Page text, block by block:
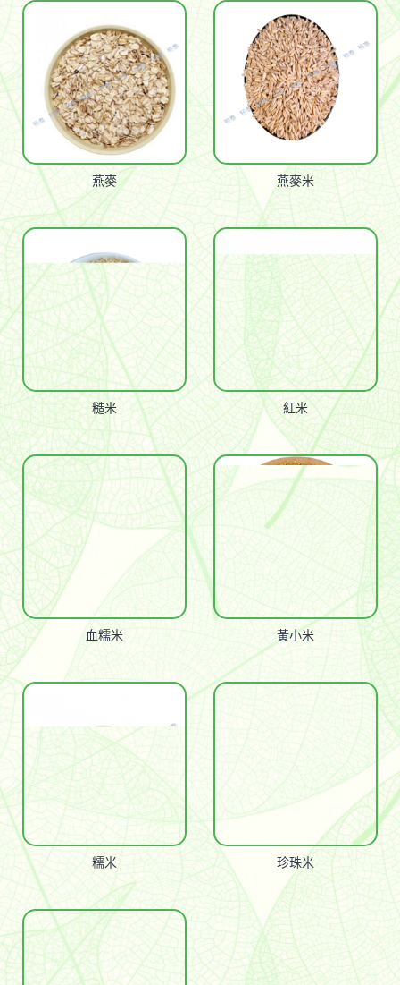
燕麥 燕麥米
糙米 紅米
血糯米 黃小米
糯米 珍珠米